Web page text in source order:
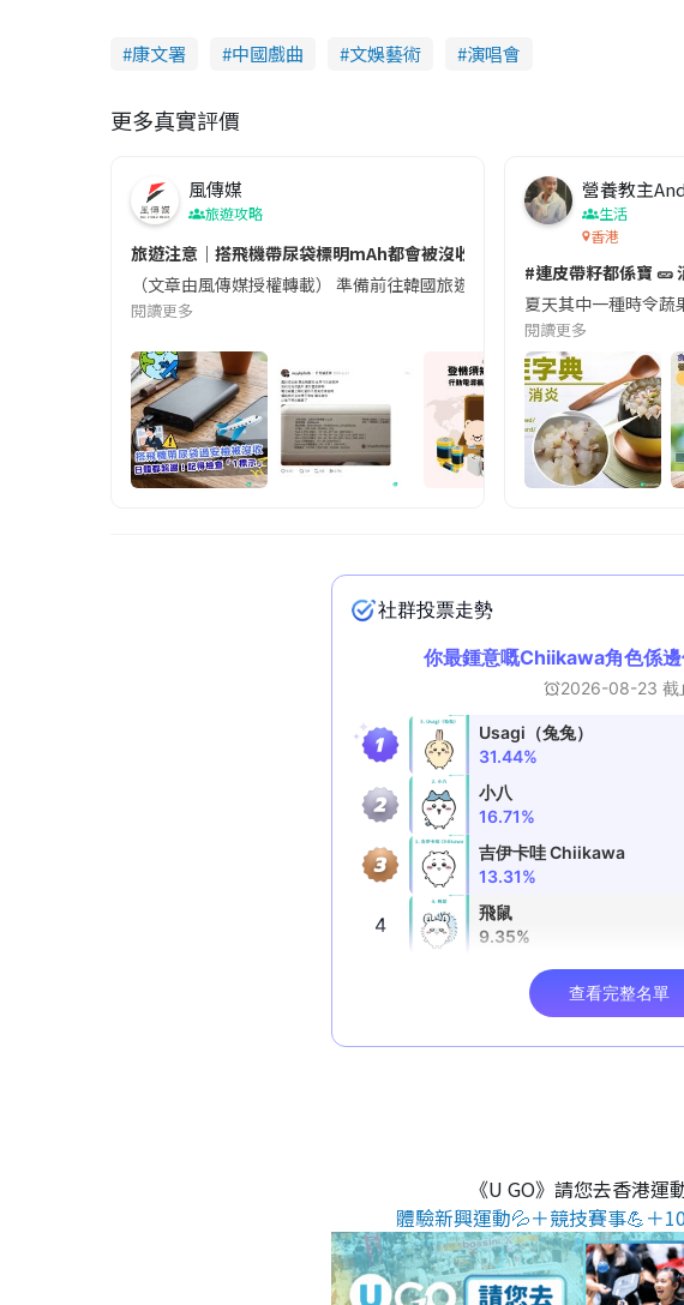
康文署 中國戲曲 文娛藝術 演唱會
更多真實評價
風傳媒
旅遊攻略
旅遊注意｜搭飛機帶尿袋標明mAh都會被沒收😱出發前切記檢查「1標示」
（文章由風傳媒授權轉載） 準備前往韓國旅遊的民眾，近期要特別留
閱讀更多
營養教主
生活
香港
#連皮帶籽都係寶 🥒
夏天其中一種時令
閱讀更多
《U GO》請您去香港運
體驗新興運動💦＋競技賽事💪＋